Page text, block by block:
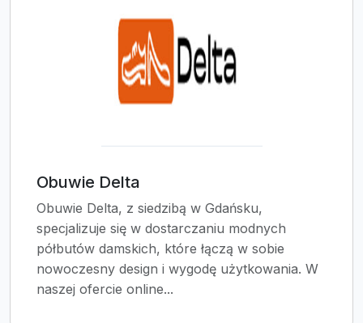
Obuwie Delta
Obuwie Delta, z siedzibą w Gdańsku,
specjalizuje się w dostarczaniu modnych
półbutów damskich, które łączą w sobie
nowoczesny design i wygodę użytkowania. W
naszej ofercie online...